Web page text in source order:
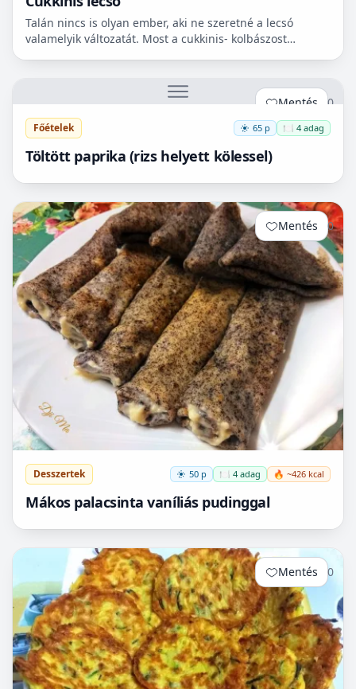
Talán nincs is olyan ember, aki ne szeretné a lecsó
valamelyik változatát. Most a cukkinis- kolbászost
Mentés 0
Főételek 65 p 🍽️ 4 adag
Töltött paprika (rizs helyett kölessel)
Mentés 0
Desszertek 50 p 🍽️ 4 adag 🔥 ~426 kcal
Mákos palacsinta vaníliás pudinggal
Mentés 0